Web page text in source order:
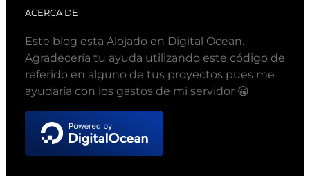
ACERCA DE
Este blog esta Alojado en Digital Ocean.
Agradecería tu ayuda utilizando este código de
referido en alguno de tus proyectos pues me
ayudaría con los gastos de mi servidor 😀